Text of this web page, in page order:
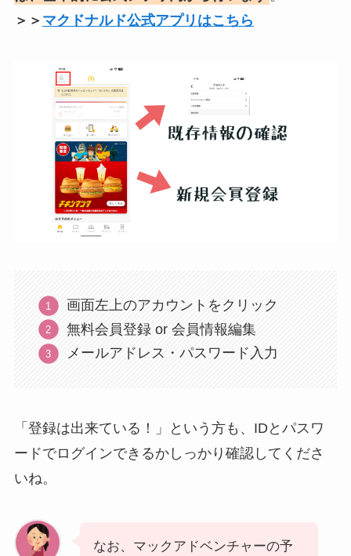
＞＞ マクドナルド公式アプリはこちら
画面左上のアカウントをクリック
無料会員登録 or 会員情報編集
メールアドレス・パスワード入力
「登録は出来ている！」という方も、IDとパスワ
ードでログインできるかしっかり確認してくださ
いね。
なお、マックアドベンチャーの予